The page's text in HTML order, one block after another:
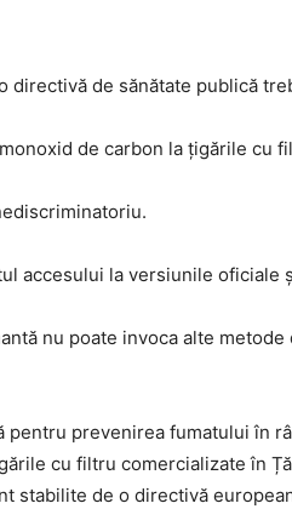
de sănătate publică
de carbon la țigările cu
accesului la versiunile oficiale
nu poate invoca alte
pentru prevenirea fumatului în
cu filtru comercializate în
stabilite de o directivă